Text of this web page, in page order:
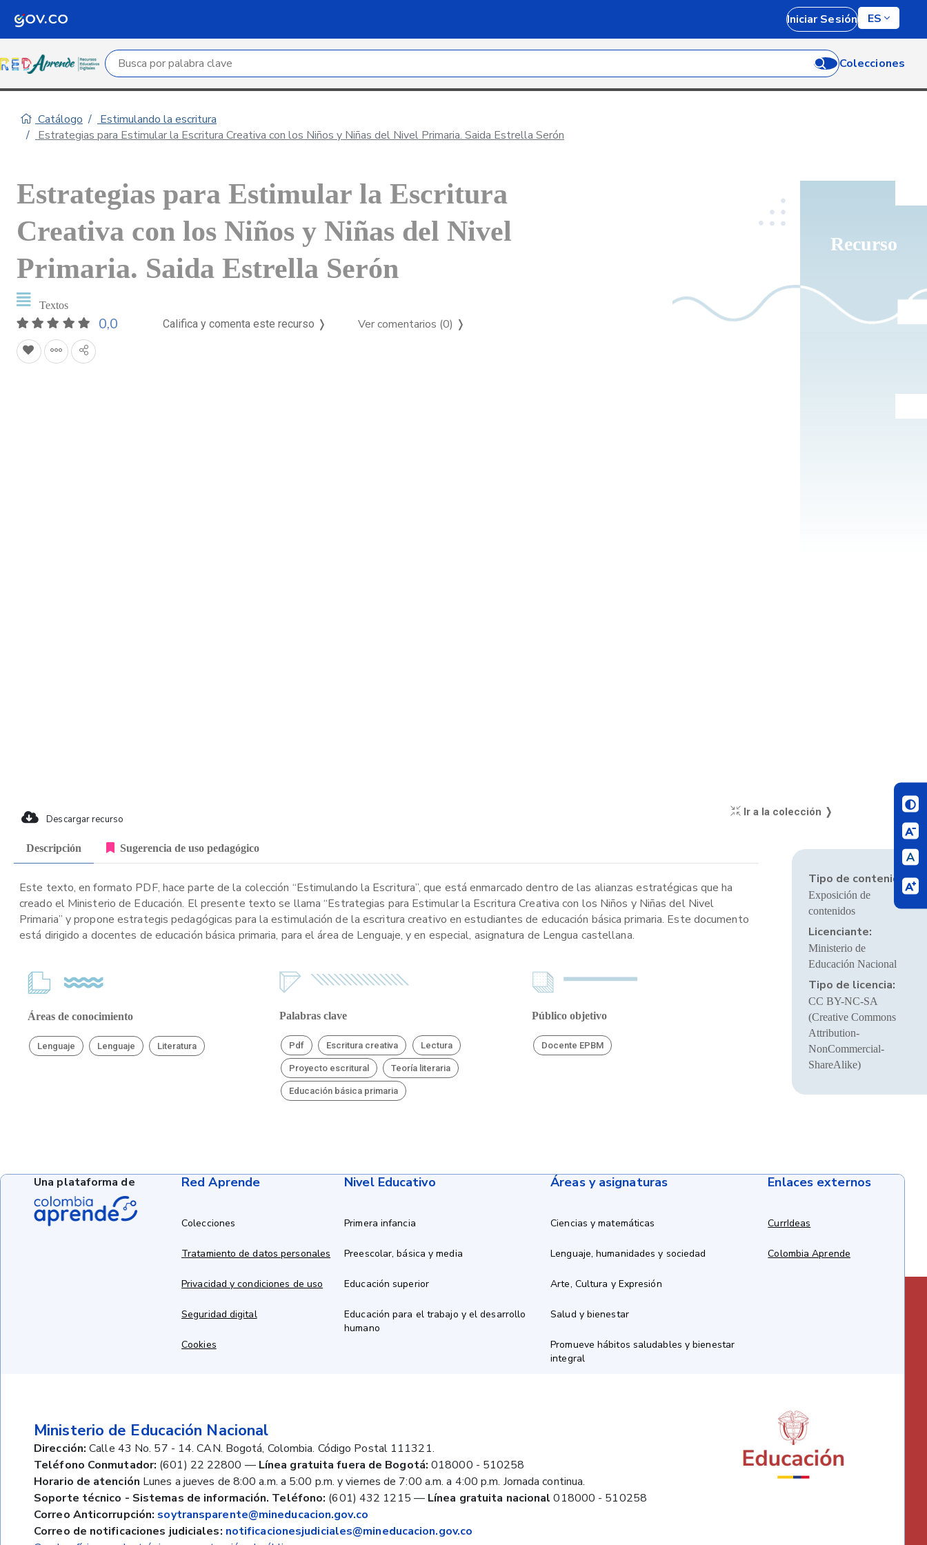
Iniciar Sesión ES
Campo de búsqueda por palabra clave Colecciones
Catálogo
Estimulando la escritura
Estrategias para Estimular la Escritura Creativa con los Niños y Niñas del Nivel Primaria. Saida Estrella Serón
Recurso
Estrategias para Estimular la Escritura
Creativa con los Niños y Niñas del Nivel
Primaria. Saida Estrella Serón
Textos
0,0 Califica y comenta este recurso ❭ Ver comentarios (0) ❭
Descargar recurso
Ir a la colección ❭
Descripción Sugerencia de uso pedagógico
Este texto, en formato PDF, hace parte de la colección “Estimulando la Escritura”, que está enmarcado dentro de las alianzas estratégicas que ha
creado el Ministerio de Educación. El presente texto se llama “Estrategias para Estimular la Escritura Creativa con los Niños y Niñas del Nivel
Primaria” y propone estrategis pedagógicas para la estimulación de la escritura creativo en estudiantes de educación básica primaria. Este documento
está dirigido a docentes de educación básica primaria, para el área de Lenguaje, y en especial, asignatura de Lengua castellana.
Áreas de conocimiento
Lenguaje Lenguaje Literatura
Palabras clave
Pdf Escritura creativa Lectura
Proyecto escritural Teoría literaria
Educación básica primaria
Público objetivo
Docente EPBM
Tipo de contenido:
Exposición de
contenidos
Licenciante:
Ministerio de
Educación Nacional
Tipo de licencia:
CC BY-NC-SA
(Creative Commons
Attribution-
NonCommercial-
ShareAlike)
Red Aprende
Colecciones
Tratamiento de datos personales
Privacidad y condiciones de uso
Seguridad digital
Cookies
Nivel Educativo
Primera infancia
Preescolar, básica y media
Educación superior
Educación para el trabajo y el desarrollo
humano
Áreas y asignaturas
Ciencias y matemáticas
Lenguaje, humanidades y sociedad
Arte, Cultura y Expresión
Salud y bienestar
Promueve hábitos saludables y bienestar
integral
Enlaces externos
CurrIdeas
Colombia Aprende
Ministerio de Educación Nacional
Dirección: Calle 43 No. 57 - 14. CAN. Bogotá, Colombia. Código Postal 111321.
Teléfono Conmutador: (601) 22 22800 — Línea gratuita fuera de Bogotá: 018000 - 510258
Horario de atención Lunes a jueves de 8:00 a.m. a 5:00 p.m. y viernes de 7:00 a.m. a 4:00 p.m. Jornada continua.
Soporte técnico - Sistemas de información. Teléfono: (601) 432 1215 — Línea gratuita nacional 018000 - 510258
Correo Anticorrupción: soytransparente@mineducacion.gov.co
Correo de notificaciones judiciales: notificacionesjudiciales@mineducacion.gov.co
Una plataforma de